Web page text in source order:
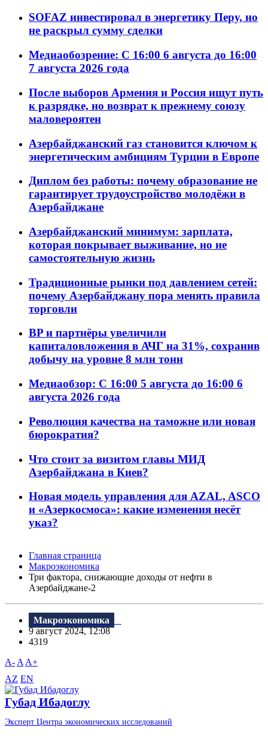
SOFAZ инвестировал в энергетику Перу, но
не раскрыл сумму сделки
Медиаобозрение: С 16:00 6 августа до 16:00
7 августа 2026 года
После выборов Армения и Россия ищут путь
к разрядке, но возврат к прежнему союзу
маловероятен
Азербайджанский газ становится ключом к
энергетическим амбициям Турции в Европе
Диплом без работы: почему образование не
гарантирует трудоустройство молодёжи в
Азербайджане
Азербайджанский минимум: зарплата,
которая покрывает выживание, но не
самостоятельную жизнь
Традиционные рынки под давлением сетей:
почему Азербайджану пора менять правила
торговли
BP и партнёры увеличили
капиталовложения в АЧГ на 31%, сохранив
добычу на уровне 8 млн тонн
Медиаобзор: С 16:00 5 августа до 16:00 6
августа 2026 года
Революция качества на таможне или новая
бюрократия?
Что стоит за визитом главы МИД
Азербайджана в Киев?
Новая модель управления для AZAL, ASCO
и «Азеркосмоса»: какие изменения несёт
указ?
Главная страница
Макроэкономика
Три фактора, снижающие доходы от нефти в
Азербайджане-2
Макроэкономика
9 август 2024, 12:08
4319
A- A A+
AZ EN
Губад Ибадоглу
Эксперт Центра экономических исследований